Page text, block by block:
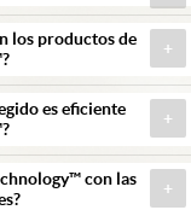
los productos de
es eficiente
con las